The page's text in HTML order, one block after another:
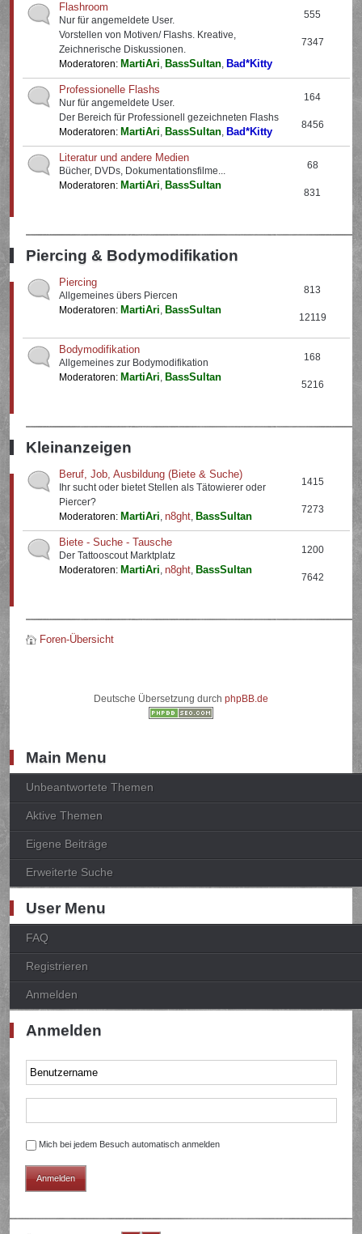
Flashroom
Nur für angemeldete User.
Vorstellen von Motiven/ Flashs. Kreative,
Zeichnerische Diskussionen.
Moderatoren: MartiAri, BassSultan, Bad*Kitty
555
7347
Professionelle Flashs
Nur für angemeldete User.
Der Bereich für Professionell gezeichneten Flashs
Moderatoren: MartiAri, BassSultan, Bad*Kitty
164
8456
Literatur und andere Medien
Bücher, DVDs, Dokumentationsfilme...
Moderatoren: MartiAri, BassSultan
68
831
Piercing & Bodymodifikation
Piercing
Allgemeines übers Piercen
Moderatoren: MartiAri, BassSultan
813
12119
Bodymodifikation
Allgemeines zur Bodymodifikation
Moderatoren: MartiAri, BassSultan
168
5216
Kleinanzeigen
Beruf, Job, Ausbildung (Biete & Suche)
Ihr sucht oder bietet Stellen als Tätowierer oder
Piercer?
Moderatoren: MartiAri,n8ght, BassSultan
1415
7273
Biete - Suche - Tausche
Der Tattooscout Marktplatz
Moderatoren: MartiAri,n8ght, BassSultan
1200
7642
Foren-Übersicht
Deutsche Übersetzung durch phpBB.de
Main Menu
Unbeantwortete Themen
Aktive Themen
Eigene Beiträge
Erweiterte Suche
User Menu
FAQ
Registrieren
Anmelden
Anmelden
Mich bei jedem Besuch automatisch anmelden